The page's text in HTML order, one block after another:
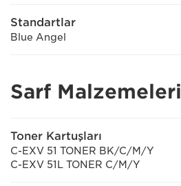
Standartlar
Blue Angel
Sarf Malzemeleri
Toner Kartuşları
C-EXV 51 TONER BK/C/M/Y
C-EXV 51L TONER C/M/Y